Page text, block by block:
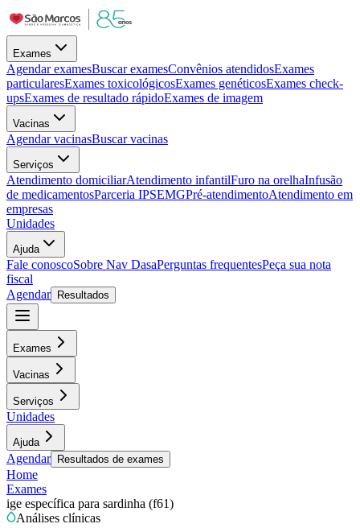
Exames
Agendar examesBuscar examesConvênios atendidosExames
particularesExames toxicológicosExames genéticosExames check-
upsExames de resultado rápidoExames de imagem
Vacinas
Agendar vacinasBuscar vacinas
Serviços
Atendimento domiciliarAtendimento infantilFuro na orelhaInfusão
de medicamentosParceria IPSEMGPré-atendimentoAtendimento em
empresas
Unidades
Ajuda
Fale conoscoSobre Nav DasaPerguntas frequentesPeça sua nota
fiscal
Agendar
Resultados
Exames
Vacinas
Serviços
Unidades
Ajuda
Agendar Resultados de exames
Home
Exames
ige específica para sardinha (f61)
Análises clínicas